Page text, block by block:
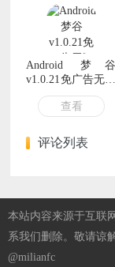
Android 梦谷
v1.0.21免广告无限
奖励
查看
评论列表
本站内容来源于互联
系我们删除。敬请谅
@milianfc